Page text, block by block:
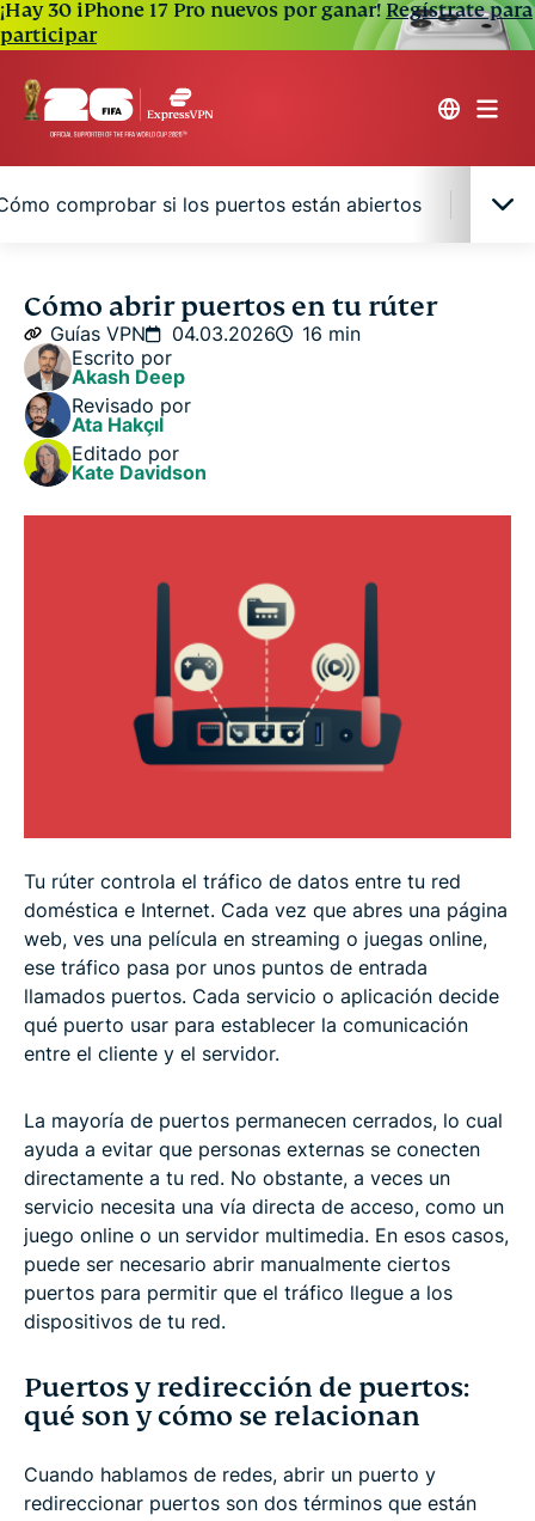
¡Hay 30 iPhone 17 Pro nuevos por ganar!Regístrate para
participar
comprobar si los puertos están abiertos
Puertos y redirección de puertos: qué son y
cómo se relacionan
Cómo configurar una IP estática (y por qué la
necesitas)
Cómo abrir los puertos en un rúter
Casos de uso habituales de la redirección de
Alternativas más seguras a la redirección de
Preguntas frecuentes
Cómo abrir puertos en tu rúter
Guías VPN 04.03.2026
16 min
Escrito por
Akash Deep
Revisado por
Ata Hakçıl
Editado por
Kate Davidson
Tu rúter controla el tráfico de datos entre tu red
doméstica e Internet. Cada vez que abres una página
web, ves una película en streaming o juegas online,
ese tráfico pasa por unos puntos de entrada
llamados puertos. Cada servicio o aplicación decide
qué puerto usar para establecer la comunicación
entre el cliente y el servidor.
La mayoría de puertos permanecen cerrados, lo cual
ayuda a evitar que personas externas se conecten
directamente a tu red. No obstante, a veces un
servicio necesita una vía directa de acceso, como un
juego online o un servidor multimedia. En esos casos,
puede ser necesario abrir manualmente ciertos
puertos para permitir que el tráfico llegue a los
dispositivos de tu red.
Puertos y redirección de puertos:
qué son y cómo se relacionan
Cuando hablamos de redes, abrir un puerto y
redireccionar puertos son dos términos que están